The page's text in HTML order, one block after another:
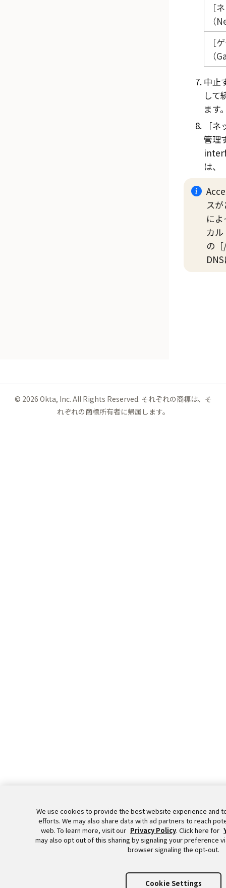
（
（
中止
して
ます
ネ
管理
は、
ス
に
カ
の
© 2026 Okta, Inc. All Rights Reserved. それぞれの商標は、そ
れぞれの商標所有者に帰属します。
We use cookies to provide the best website experience and
efforts. We may also share data with ad partners to reach
web. To learn more, visit our Privacy Policy. Click here for
may also opt out of this sharing by signaling your preference
browser signaling the opt-out.
Cookie Settings